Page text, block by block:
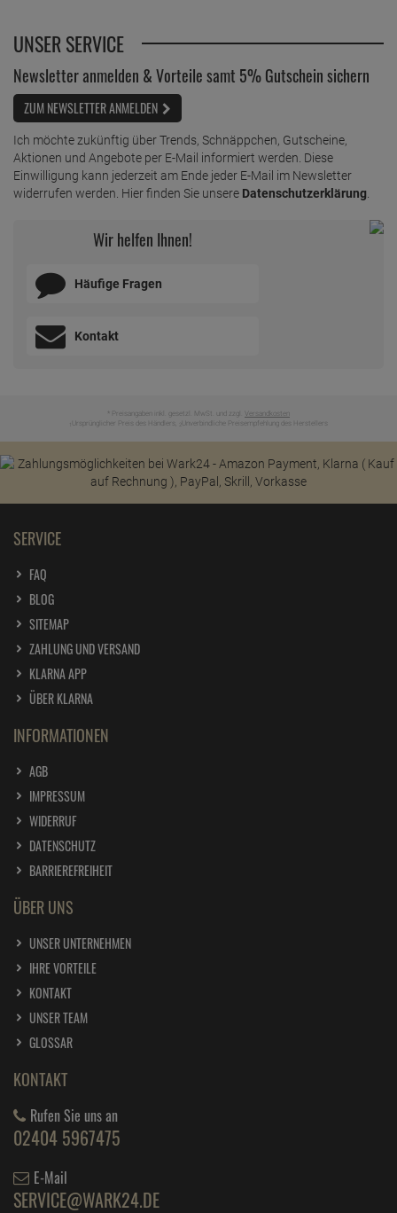
UNSER SERVICE
Newsletter anmelden & Vorteile samt 5% Gutschein sichern
ZUM NEWSLETTER ANMELDEN
Ich möchte zukünftig über Trends, Schnäppchen, Gutscheine,
Aktionen und Angebote per E-Mail informiert werden. Diese
Einwilligung kann jederzeit am Ende jeder E-Mail im Newsletter
widerrufen werden. Hier finden Sie unsere Datenschutzerklärung
Wir helfen Ihnen!
Häufige Fragen
Kontakt
* Preisangaben inkl. gesetzl. MwSt. und zzgl. Versandkosten
Ursprünglicher Preis des Händlers, Unverbindliche Preisempfehlung des Herstellers
SERVICE
FAQ
BLOG
SITEMAP
ZAHLUNG UND VERSAND
KLARNA APP
ÜBER KLARNA
INFORMATIONEN
AGB
IMPRESSUM
WIDERRUF
DATENSCHUTZ
BARRIEREFREIHEIT
ÜBER UNS
UNSER UNTERNEHMEN
IHRE VORTEILE
KONTAKT
UNSER TEAM
GLOSSAR
KONTAKT
Rufen Sie uns an
02404 5967475
E-Mail
SERVICE@WARK24.DE